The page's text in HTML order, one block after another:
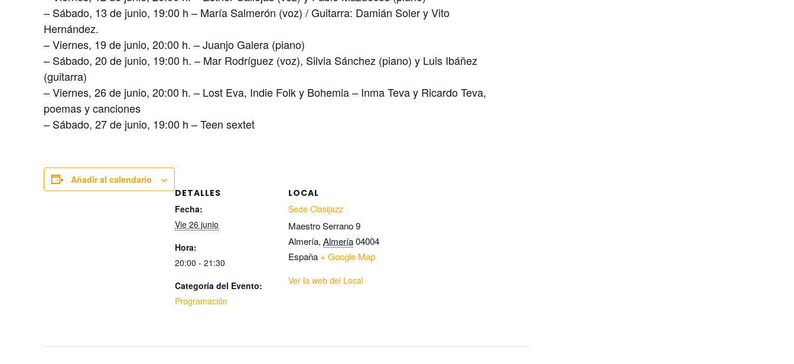
– Sábado, 13 de junio, 19:00 h – María Salmerón (voz) / Guitarra: Damián Soler y Vito
Hernández.
– Viernes, 19 de junio, 20:00 h. – Juanjo Galera (piano)
– Sábado, 20 de junio, 19:00 h. – Mar Rodríguez (voz), Silvia Sánchez (piano) y Luis Ibáñez
(guitarra)
– Viernes, 26 de junio, 20:00 h. – Lost Eva, Indie Folk y Bohemia – Inma Teva y Ricardo Teva,
poemas y canciones
– Sábado, 27 de junio, 19:00 h – Teen sextet
Añadir al calendario
DETALLES
Fecha:
Vie 26 junio
Hora:
20:00 - 21:30
Categoría del Evento:
Programación
LOCAL
Sede Clasijazz
Maestro Serrano 9
Almería, Almería04004
España + Google Map
Ver la web del Local